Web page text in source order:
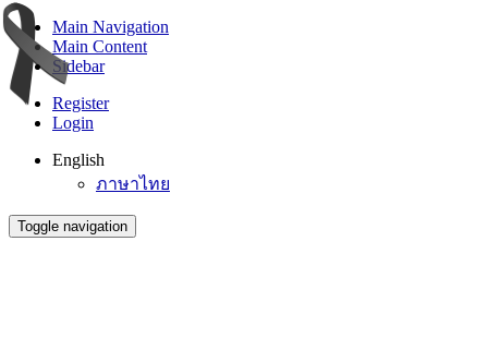
Main Navigation
Main Content
Sidebar
Register
Login
English
ภาษาไทย
Toggle navigation